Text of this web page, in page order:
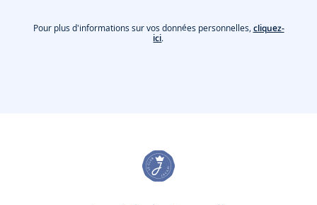
Pour plus d'informations sur vos données personnelles, cliquez-
ici.